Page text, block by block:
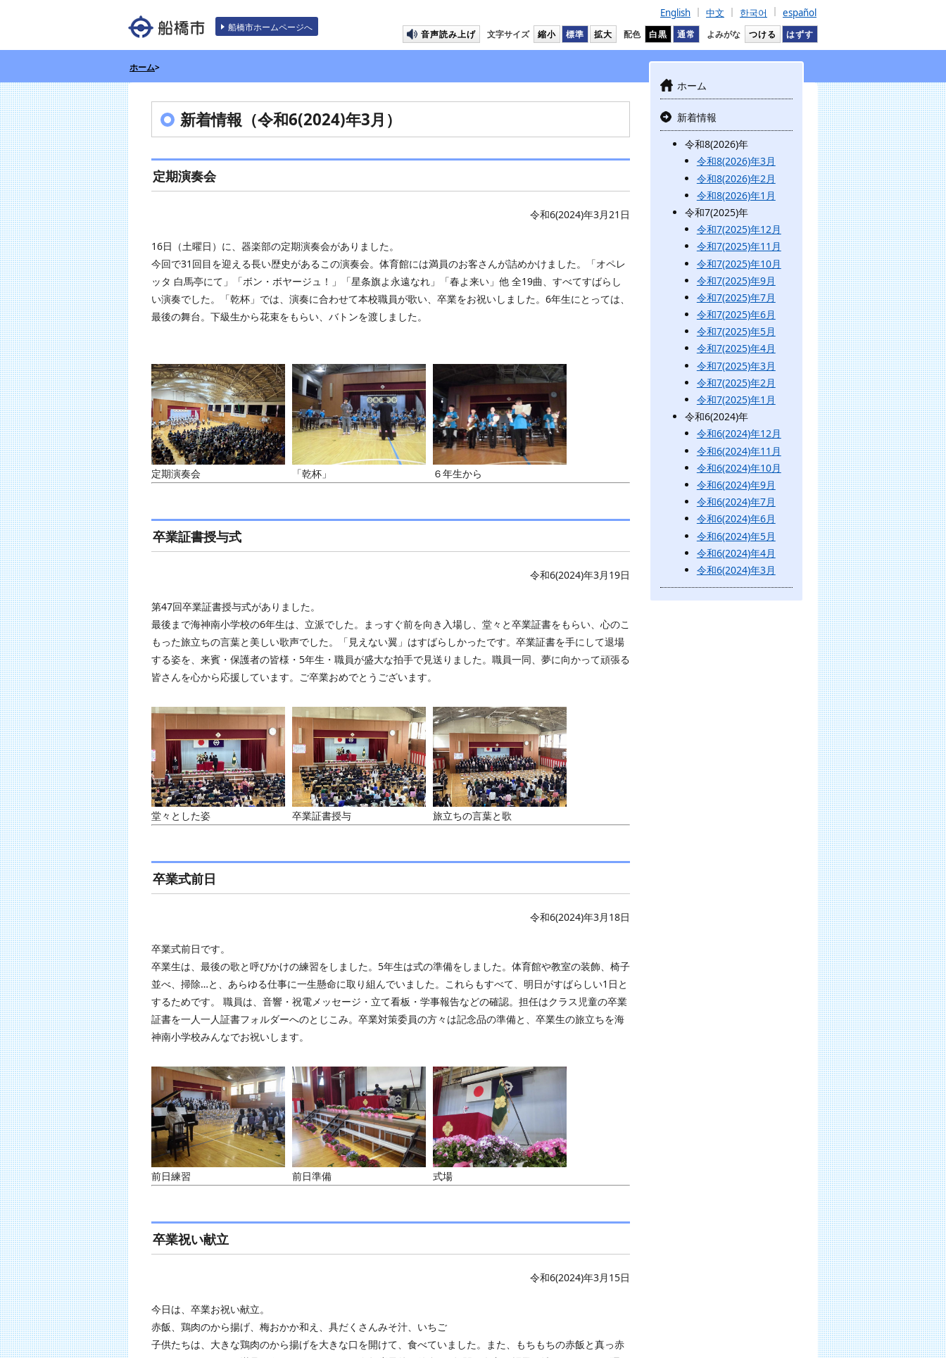
船橋市ホームページへ
English 中文 한국어 español
音声読み上げ 文字サイズ 縮小 標準 拡大 配色 白黒 通常 よみがな つける はずす
ホーム>
ホーム
新着情報
令和8(2026)年
令和8(2026)年3月
令和8(2026)年2月
令和8(2026)年1月
令和7(2025)年
令和7(2025)年12月
令和7(2025)年11月
令和7(2025)年10月
令和7(2025)年9月
令和7(2025)年7月
令和7(2025)年6月
令和7(2025)年5月
令和7(2025)年4月
令和7(2025)年3月
令和7(2025)年2月
令和7(2025)年1月
令和6(2024)年
令和6(2024)年12月
令和6(2024)年11月
令和6(2024)年10月
令和6(2024)年9月
令和6(2024)年7月
令和6(2024)年6月
令和6(2024)年5月
令和6(2024)年4月
令和6(2024)年3月
新着情報（令和6(2024)年3月）
定期演奏会
令和6(2024)年3月21日
16日（土曜日）に、器楽部の定期演奏会がありました。
今回で31回目を迎える長い歴史があるこの演奏会。体育館には満員のお客さんが詰めかけました。「オペレ
ッタ 白馬亭にて」「ボン・ボヤージュ！」「星条旗よ永遠なれ」「春よ来い」他 全19曲、すべてすばらし
い演奏でした。「乾杯」では、演奏に合わせて本校職員が歌い、卒業をお祝いしました。6年生にとっては、
最後の舞台。下級生から花束をもらい、バトンを渡しました。
定期演奏会 「乾杯」 ６年生から
卒業証書授与式
令和6(2024)年3月19日
第47回卒業証書授与式がありました。
最後まで海神南小学校の6年生は、立派でした。まっすぐ前を向き入場し、堂々と卒業証書をもらい、心のこ
もった旅立ちの言葉と美しい歌声でした。「見えない翼」はすばらしかったです。卒業証書を手にして退場
する姿を、来賓・保護者の皆様・5年生・職員が盛大な拍手で見送りました。職員一同、夢に向かって頑張る
皆さんを心から応援しています。ご卒業おめでとうございます。
堂々とした姿 卒業証書授与 旅立ちの言葉と歌
卒業式前日
令和6(2024)年3月18日
卒業式前日です。
卒業生は、最後の歌と呼びかけの練習をしました。5年生は式の準備をしました。体育館や教室の装飾、椅子
並べ、掃除…と、あらゆる仕事に一生懸命に取り組んでいました。これらもすべて、明日がすばらしい1日と
するためです。 職員は、音響・祝電メッセージ・立て看板・学事報告などの確認。担任はクラス児童の卒業
証書を一人一人証書フォルダーへのとじこみ。卒業対策委員の方々は記念品の準備と、卒業生の旅立ちを海
神南小学校みんなでお祝いします。
前日練習 前日準備 式場
卒業祝い献立
令和6(2024)年3月15日
今日は、卒業お祝い献立。
赤飯、鶏肉のから揚げ、梅おかか和え、具だくさんみそ汁、いちご
子供たちは、大きな鶏肉のから揚げを大きな口を開けて、食べていました。また、もちもちの赤飯と真っ赤